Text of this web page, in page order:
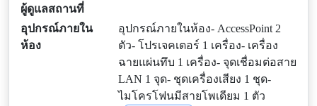
ผู้ดูแลสถานที่
อุปกรณ์ภายใน
ห้อง
อุปกรณ์ภายในห้อง- AccessPoint 2
ตัว- โปรเจคเตอร์ 1 เครื่อง- เครื่อง
ฉายแผ่นทึบ 1 เครื่อง- จุดเชื่อมต่อสาย
LAN 1 จุด- ชุดเครื่องเสียง 1 ชุด-
ไมโครโฟนมีสายโพเดียม 1 ตัว